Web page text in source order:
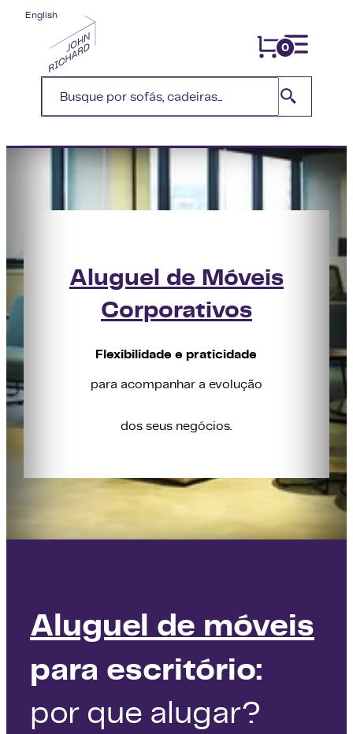
0
English
Aluguel de Móveis
Corporativos
Flexibilidade e praticidade
para acompanhar a evolução
dos seus negócios.
Aluguel de móveis
para escritório:
por que alugar?